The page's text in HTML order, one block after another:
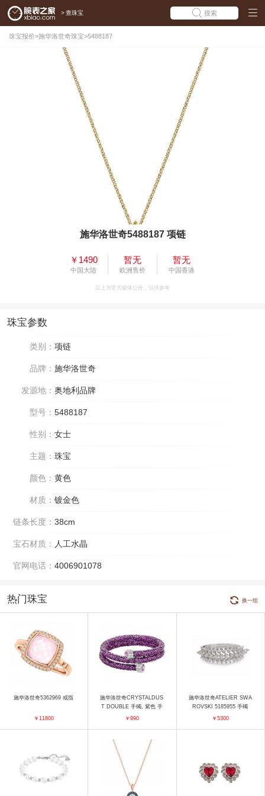
> 查珠宝 搜索
珠宝报价>施华洛世奇珠宝>5488187
施华洛世奇5488187 项链
￥1490
中国大陆
暂无
欧洲售价
暂无
中国香港
以上为官方媒体公价，仅供参考
珠宝参数
类别： 项链
品牌： 施华洛世奇
发源地： 奥地利品牌
型号： 5488187
性别： 女士
主题： 珠宝
颜色： 黄色
材质： 镀金色
链条长度： 38cm
宝石材质： 人工水晶
官网电话： 4006901078
热门珠宝 换一组
施华洛世奇5362969 戒指
￥11800
施华洛世奇CRYSTALDUS
T DOUBLE 手镯, 紫色 手
镯
￥990
施华洛世奇ATELIER SWA
ROVSKI 5185955 手镯
￥5300